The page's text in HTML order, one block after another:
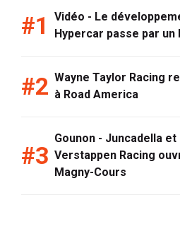
Vidéo - Le
Hypercar passe par
Wayne Taylor Racing
à Road America
Gounon - Juncadella
Verstappen Racing
Magny-Cours